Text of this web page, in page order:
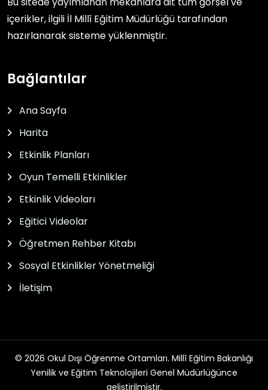
içerikler, ilgili İl Millî Eğitim Müdürlüğü tarafından
hazırlanarak sisteme yüklenmiştir.
Bağlantılar
Ana Sayfa
Harita
Etkinlik Planları
Oyun Temelli Etkinlikler
Etkinlik Videoları
Eğitici Videolar
Öğretmen Rehber Kitabı
Sosyal Etkinlikler Yönetmeliği
İletişim
© 2026 Okul Dışı Öğrenme Ortamları. Millî Eğitim Bakanlığı
Yenilik ve Eğitim Teknolojileri Genel Müdürlüğünce
geliştirilmiştir.